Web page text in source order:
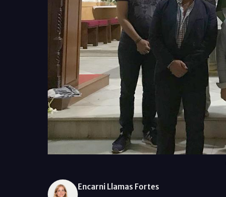
Encarni Llamas Fortes